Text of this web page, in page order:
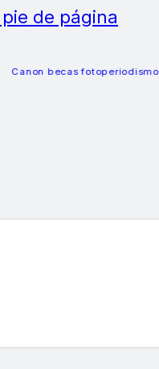
de página
becas fotoperiodismo